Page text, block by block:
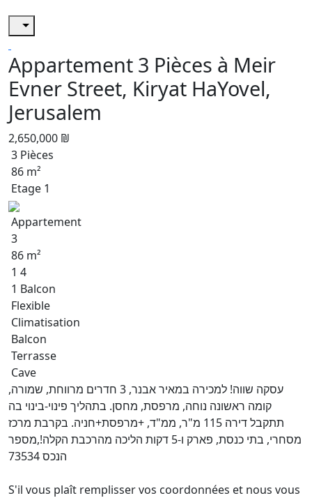
Appartement 3 Pièces à Meir
Evner Street, Kiryat HaYovel,
Jerusalem
2,650,000 ₪
3 Pièces
86 m²
Etage 1
Appartement
3
86 m²
1 4
1 Balcon
Flexible
Climatisation
Balcon
Terrasse
Cave
עסקה שווה! למכירה במאיר אבנר, 3 חדרים מרווחת, שמורה,
קומה ראשונה נוחה, מרפסת, מחסן. בתהליך פינוי-בינוי בה
תתקבל דירה 115 מ"ר, ממ"ד, +מרפסת+חניה. בקרבת מרכז
מסחרי, בתי כנסת, פארק ו-5 דקות הליכה מהרכבת הקלה!,מספר
הנכס 73534
S'il vous plaît remplisser vos coordonnées et nous vous